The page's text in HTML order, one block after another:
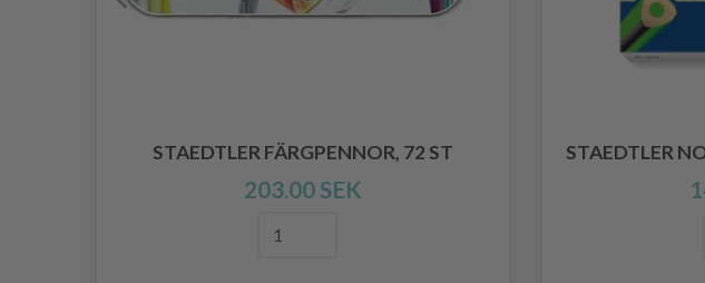
STAEDTLER FÄRGPENNOR, 72 ST
203.00 SEK
STAEDTLER